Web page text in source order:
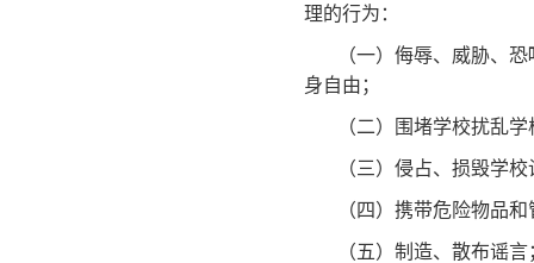
理的行为：
（一）侮辱、威胁、
身自由；
（二）围堵学校扰乱
（三）侵占、损毁学
（四）携带危险物品
（五）制造、散布谣言